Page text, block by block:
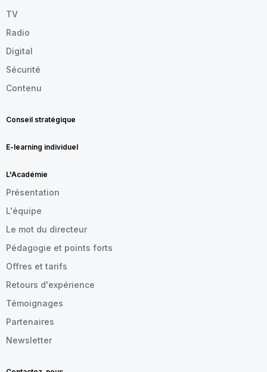
TV
Radio
Digital
Sécurité
Contenu
Conseil stratégique
E-learning individuel
L'Académie
Présentation
L'équipe
Le mot du directeur
Pédagogie et points forts
Offres et tarifs
Retours d'expérience
Témoignages
Partenaires
Newsletter